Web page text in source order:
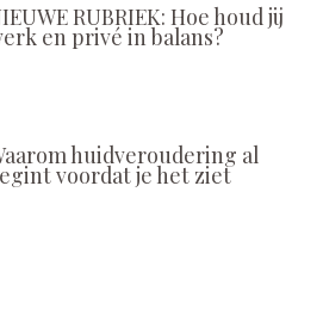
RUBRIEK: Hoe houd jij
en privé in balans?
huidveroudering al
voordat je het ziet